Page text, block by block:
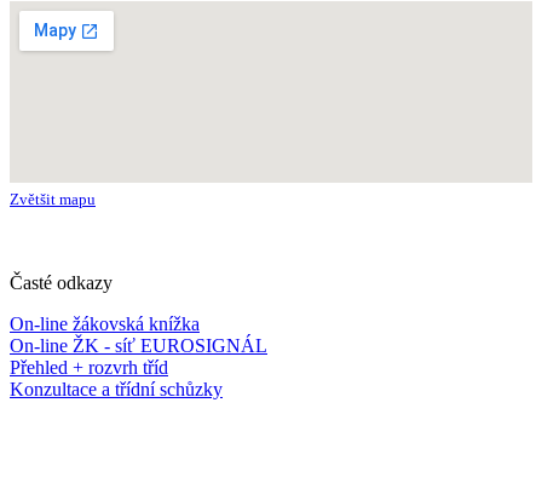
Zvětšit mapu
Časté odkazy
On-line žákovská knížka
On-line ŽK - síť EUROSIGNÁL
Přehled + rozvrh tříd
Konzultace a třídní schůzky